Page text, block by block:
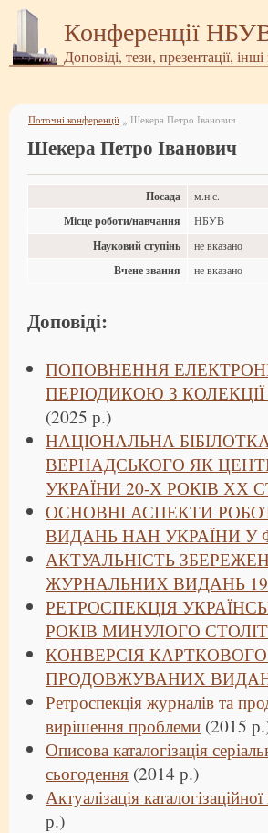
Конференції
Доповіді, тези, презентації,
Поточні конференції » Шекера Петро Іванович
Шекера Петро Іванович
Посада м.н.с.
Місце роботи/навчання НБУВ
Науковий ступінь не вказано
Вчене звання не вказано
Доповіді:
ПОПОВНЕННЯ
ПЕРІОДИКОЮ З КОЛЕКЦІЇ
(2025 р.)
НАЦІОНАЛЬНА
ВЕРНАДСЬКОГО ЯК
УКРАЇНИ 20-Х РОКІВ ХХ
ОСНОВНІ АСПЕКТИ
ВИДАНЬ НАН УКРАЇНИ У
АКТУАЛЬНІСТЬ
ЖУРНАЛЬНИХ ВИДАНЬ
РЕТРОСПЕКЦІЯ
РОКІВ МИНУЛОГО
КОНВЕРСІЯ
ПРОДОВЖУВАНИХ
Ретроспекція журналів та
вирішення проблеми (2015
Описова каталогізація
сьогодення (2014 р.)
Актуалізація
р.)